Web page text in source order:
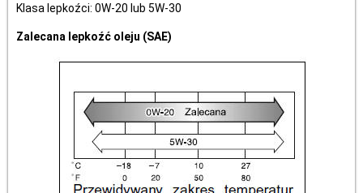
Klasa lepkoźci: 0W-20 lub 5W-30
Zalecana lepkoźć oleju (SAE)